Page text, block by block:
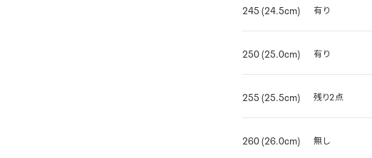
245 (24.5cm) 有り
250 (25.0cm) 有り
255 (25.5cm) 残り2点
260 (26.0cm) 無し